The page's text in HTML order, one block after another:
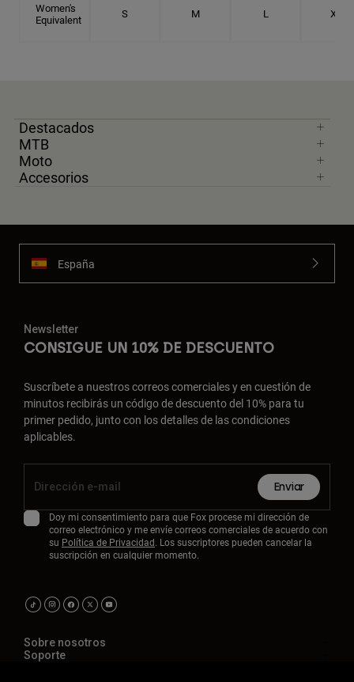
Women's
Equivalent
S M L XL
Destacados
MTB
Moto
Accesorios
España
Newsletter
CONSIGUE UN 10% DE DESCUENTO
Suscríbete a nuestros correos comerciales y en cuestión de
minutos recibirás un código de descuento del 10% para tu
primer pedido, junto con los detalles de las condiciones
aplicables.
Enviar
Doy mi consentimiento para que Fox procese mi dirección de
correo electrónico y me envíe correos comerciales de acuerdo con
su Política de Privacidad. Los suscriptores pueden cancelar la
suscripción en cualquier momento.
Sobre nosotros
Soporte